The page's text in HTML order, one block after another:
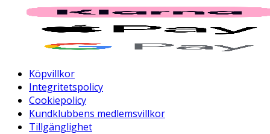
Köpvillkor
Integritetspolicy
Cookiepolicy
Kundklubbens medlemsvillkor
Tillgänglighet